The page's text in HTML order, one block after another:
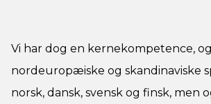
Vi har dog en kernekompetence,
nordeuropæiske og skandinaviske
norsk, dansk, svensk og finsk, men